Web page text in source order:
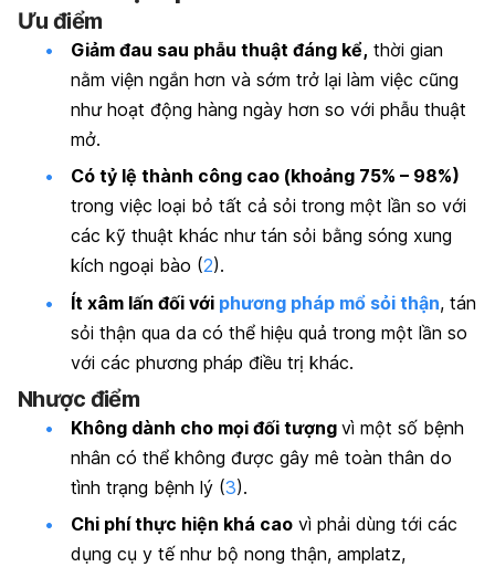
Ưu điểm
Giảm đau sau phẫu thuật đáng kể, thời gian
nằm viện ngắn hơn và sớm trở lại làm việc cũng
như hoạt động hàng ngày hơn so với phẫu thuật
mở.
Có tỷ lệ thành công cao (khoảng 75% – 98%)
trong việc loại bỏ tất cả sỏi trong một lần so với
các kỹ thuật khác như tán sỏi bằng sóng xung
kích ngoại bào (2).
Ít xâm lấn đối với phương pháp mổ sỏi thận, tán
sỏi thận qua da có thể hiệu quả trong một lần so
với các phương pháp điều trị khác.
Nhược điểm
Không dành cho mọi đối tượng vì một số bệnh
nhân có thể không được gây mê toàn thân do
tình trạng bệnh lý (3).
Chi phí thực hiện khá cao vì phải dùng tới các
dụng cụ y tế như bộ nong thận, amplatz,